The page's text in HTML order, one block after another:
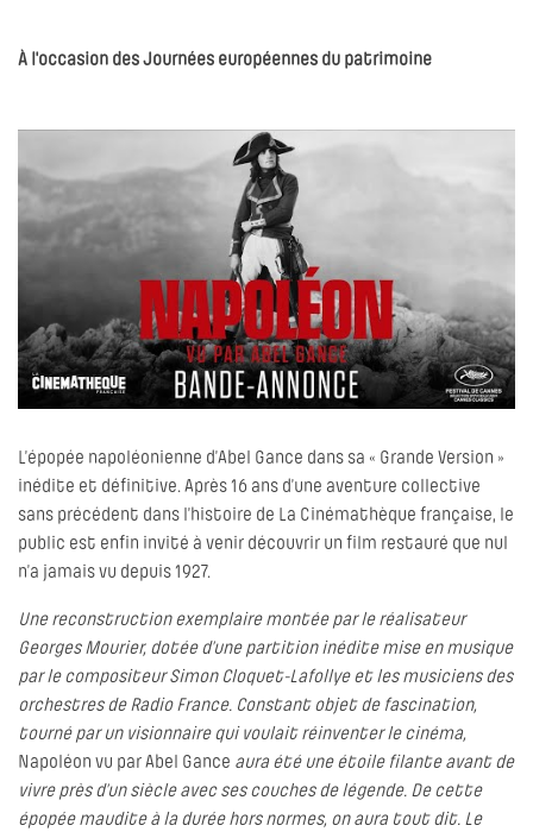
À l'occasion des Journées européennes du patrimoine
L’épopée napoléonienne d’Abel Gance dans sa « Grande Version »
inédite et définitive. Après 16 ans d’une aventure collective
sans précédent dans l’histoire de La Cinémathèque française, le
public est enfin invité à venir découvrir un film restauré que nul
n’a jamais vu depuis 1927.
Une reconstruction exemplaire montée par le réalisateur
Georges Mourier, dotée d’une partition inédite mise en musique
par le compositeur Simon Cloquet-Lafollye et les musiciens des
orchestres de Radio France. Constant objet de fascination,
tourné par un visionnaire qui voulait réinventer le cinéma,
Napoléon vu par Abel Gance aura été une étoile filante avant de
vivre près d’un siècle avec ses couches de légende. De cette
épopée maudite à la durée hors normes, on aura tout dit. Le